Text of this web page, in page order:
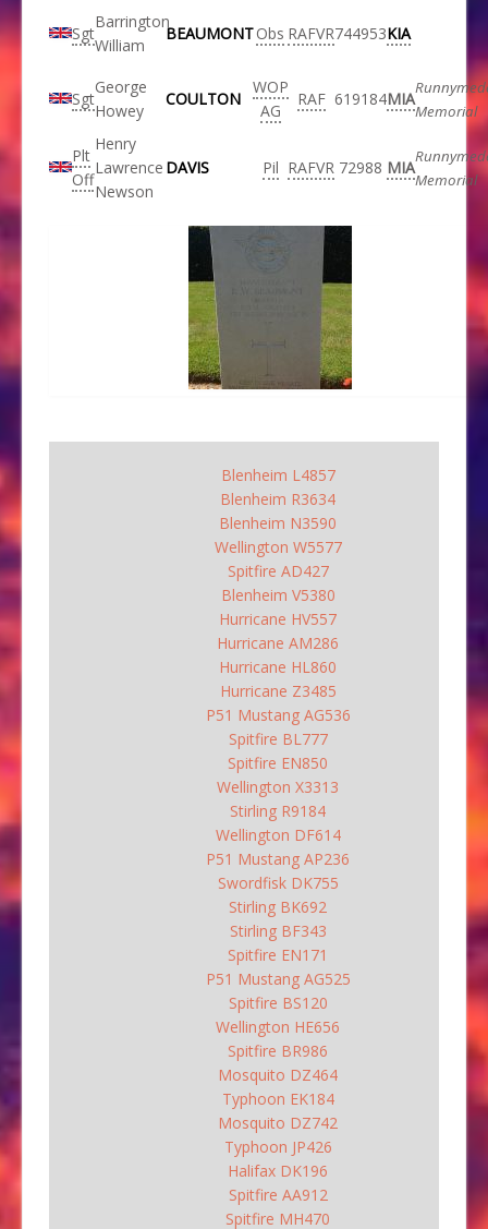
Sgt
Barrington
William
BEAUMONTObs RAFVR744953KIA
Sgt
George
Howey
COULTON
WOP
AG
RAF 619184MIA
Memorial
Plt
Off
Henry
Lawrence
Newson
DAVIS Pil RAFVR 72988 MIA
Memorial
Blenheim L4857
Blenheim R3634
Blenheim N3590
Wellington W5577
Spitfire AD427
Blenheim V5380
Hurricane HV557
Hurricane AM286
Hurricane HL860
Hurricane Z3485
P51 Mustang AG536
Spitfire BL777
Spitfire EN850
Wellington X3313
Stirling R9184
Wellington DF614
P51 Mustang AP236
Swordfisk DK755
Stirling BK692
Stirling BF343
Spitfire EN171
P51 Mustang AG525
Spitfire BS120
Wellington HE656
Spitfire BR986
Mosquito DZ464
Typhoon EK184
Mosquito DZ742
Typhoon JP426
Halifax DK196
Spitfire AA912
Spitfire MH470